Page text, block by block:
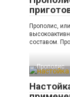
Прополис,
составом.
Прополис